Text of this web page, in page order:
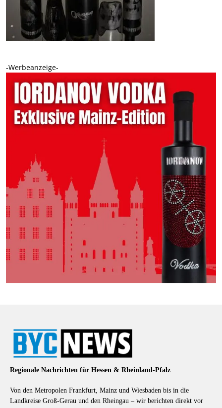
-Werbeanzeige-
Regionale Nachrichten für Hessen & Rheinland-Pfalz
Von den Metropolen Frankfurt, Mainz und Wiesbaden bis in die
Landkreise Groß-Gerau und den Rheingau – wir berichten direkt vor